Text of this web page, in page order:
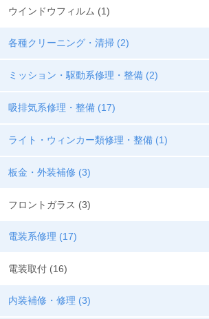
ウインドウフィルム (1)
各種クリーニング・清掃 (2)
ミッション・駆動系修理・整備 (2)
吸排気系修理・整備 (17)
ライト・ウィンカー類修理・整備 (1)
板金・外装補修 (3)
フロントガラス (3)
電装系修理 (17)
電装取付 (16)
内装補修・修理 (3)